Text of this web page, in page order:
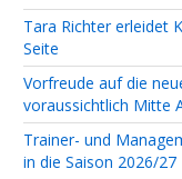
Tara Richter erleidet
Seite
Vorfreude auf die
voraussichtlich Mitte
Trainer- und
in die Saison 2026/27